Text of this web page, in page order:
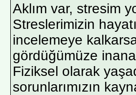
Aklım var, stresim
Streslerimizin
incelemeye
gördüğümüze
Fiziksel olarak
sorunlarımızın